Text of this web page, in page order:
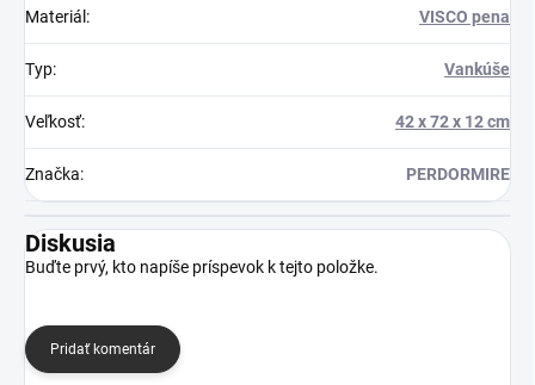
Materiál : VISCO pena
Typ: Vankúše
Veľkosť: 42 x 72 x 12 cm
Značka: PERDORMIRE
Diskusia
Buďte prvý, kto napíše príspevok k tejto položke.
Pridať komentár